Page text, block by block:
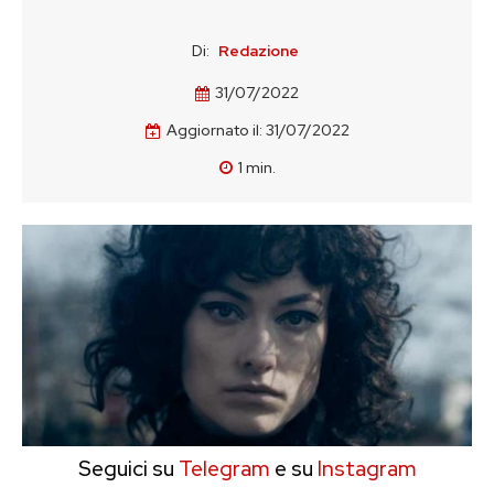
Di: Redazione
31/07/2022
Aggiornato il: 31/07/2022
1 min.
Seguici su Telegram e su Instagram